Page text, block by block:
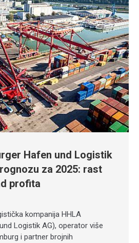
Hafen und Logistik
za 2025: rast
profita
kompanija HHLA
Logistik AG), operator više
i partner brojnih